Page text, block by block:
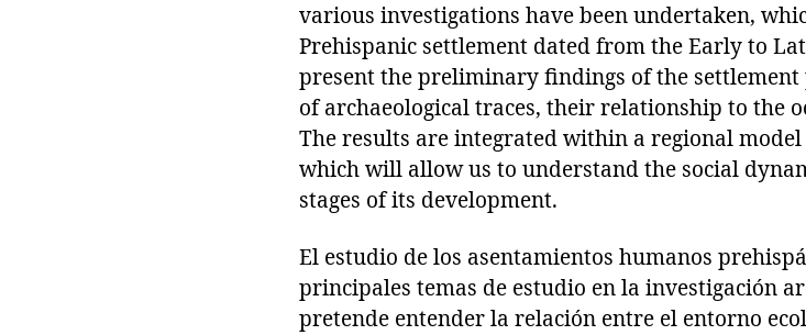
various investigations have been undertaken,
Prehispanic settlement dated from the Early to
present the preliminary findings of the
of archaeological traces, their relationship to the
The results are integrated within a regional
which will allow us to understand the social
stages of its development.
El estudio de los asentamientos humanos
principales temas de estudio en la investigación
pretende entender la relación entre el entorno